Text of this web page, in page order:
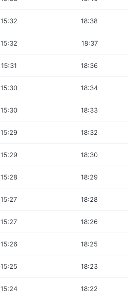
15:32 18:38
15:32 18:37
15:31 18:36
15:30 18:34
15:30 18:33
15:29 18:32
15:29 18:30
15:28 18:29
15:27 18:28
15:27 18:26
15:26 18:25
15:25 18:23
15:24 18:22